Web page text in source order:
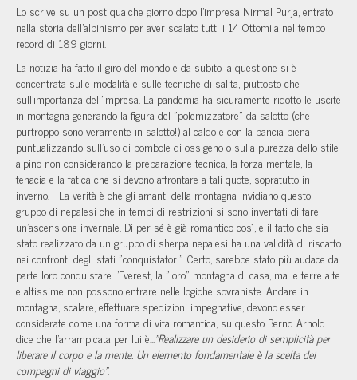
Lo scrive su un post qualche giorno dopo l'impresa Nirmal Purja, entrato
nella storia dell'alpinismo per aver scalato tutti i 14 Ottomila nel tempo
record di 189 giorni.
La notizia ha fatto il giro del mondo e da subito la questione si è
concentrata sulle modalità e sulle tecniche di salita, piuttosto che
sull'importanza dell'impresa. La pandemia ha sicuramente ridotto le uscite
in montagna generando la figura del "polemizzatore" da salotto (che
purtroppo sono veramente in salotto!) al caldo e con la pancia piena
puntualizzando sull'uso di bombole di ossigeno o sulla purezza dello stile
alpino non considerando la preparazione tecnica, la forza mentale, la
tenacia e la fatica che si devono affrontare a tali quote, sopratutto in
inverno. La verità è che gli amanti della montagna invidiano questo
gruppo di nepalesi che in tempi di restrizioni si sono inventati di fare
un'ascensione invernale. Di per sé è già romantico così, e il fatto che sia
stato realizzato da un gruppo di sherpa nepalesi ha una validità di riscatto
nei confronti degli stati "conquistatori". Certo, sarebbe stato più audace da
parte loro conquistare l'Everest, la "loro" montagna di casa, ma le terre alte
e altissime non possono entrare nelle logiche sovraniste. Andare in
montagna, scalare, effettuare spedizioni impegnative, devono esser
considerate come una forma di vita romantica, su questo Bernd Arnold
dice che l'arrampicata per lui è..."Realizzare un desiderio di semplicità per
liberare il corpo e la mente. Un elemento fondamentale è la scelta dei
compagni di viaggio".